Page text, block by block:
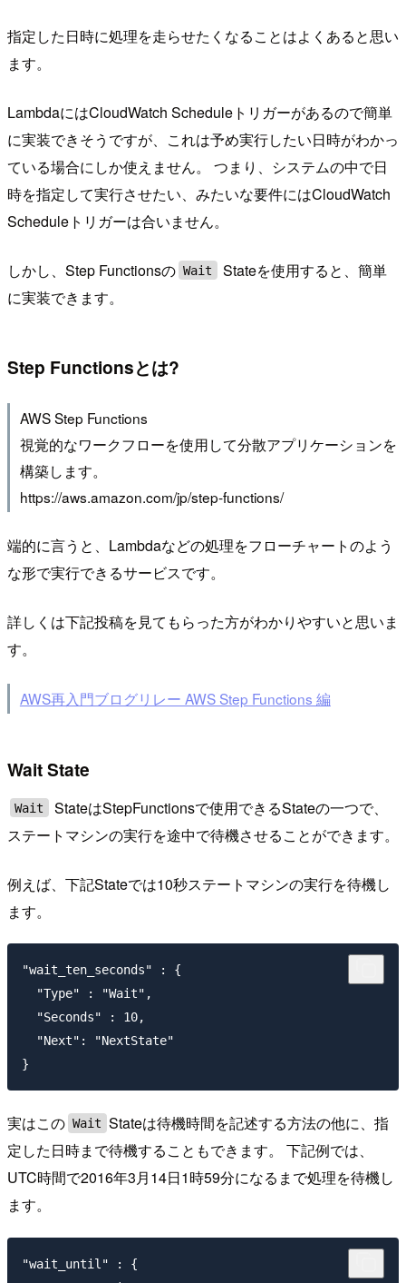
指定した日時に処理を走らせたくなることはよくあると思い
ます。
LambdaにはCloudWatch Scheduleトリガーがあるので簡単
に実装できそうですが、これは予め実行したい日時がわかっ
ている場合にしか使えません。 つまり、システムの中で日
時を指定して実行させたい、みたいな要件にはCloudWatch
Scheduleトリガーは合いません。
しかし、Step Functionsの Wait
Stateを使用すると、簡単
に実装できます。
Step Functionsとは?
AWS Step Functions
視覚的なワークフローを使用して分散アプリケーションを
構築します。
https://aws.amazon.com/jp/step-functions/
端的に言うと、Lambdaなどの処理をフローチャートのよう
な形で実行できるサービスです。
詳しくは下記投稿を見てもらった方がわかりやすいと思いま
す。
AWS再入門ブログリレー AWS Step Functions 編
Wait State
Wait
StateはStepFunctionsで使用できるStateの一つで、
ステートマシンの実行を途中で待機させることができます。
例えば、下記Stateでは10秒ステートマシンの実行を待機し
ます。
"wait_ten_seconds" : {
  "Type" : "Wait",
  "Seconds" : 10,
  "Next": "NextState"
実はこの Wait Stateは待機時間を記述する方法の他に、指
定した日時まで待機することもできます。 下記例では、
UTC時間で2016年3月14日1時59分になるまで処理を待機し
ます。
"wait_until" : {